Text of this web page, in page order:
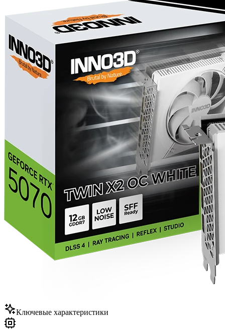
Ключевые характеристики